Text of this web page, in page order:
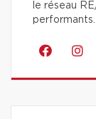
le réseau
performants.